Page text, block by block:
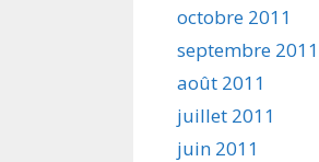
octobre 2011
septembre 2011
août 2011
juillet 2011
juin 2011